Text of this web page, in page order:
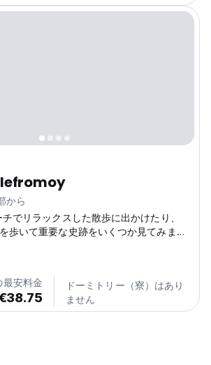
Villefromoy
から
でリラックスした散歩に出かけたり、
歩いて重要な史跡をいくつか見てみまし
最安料金
ドーミトリー（寮）はあり
ません